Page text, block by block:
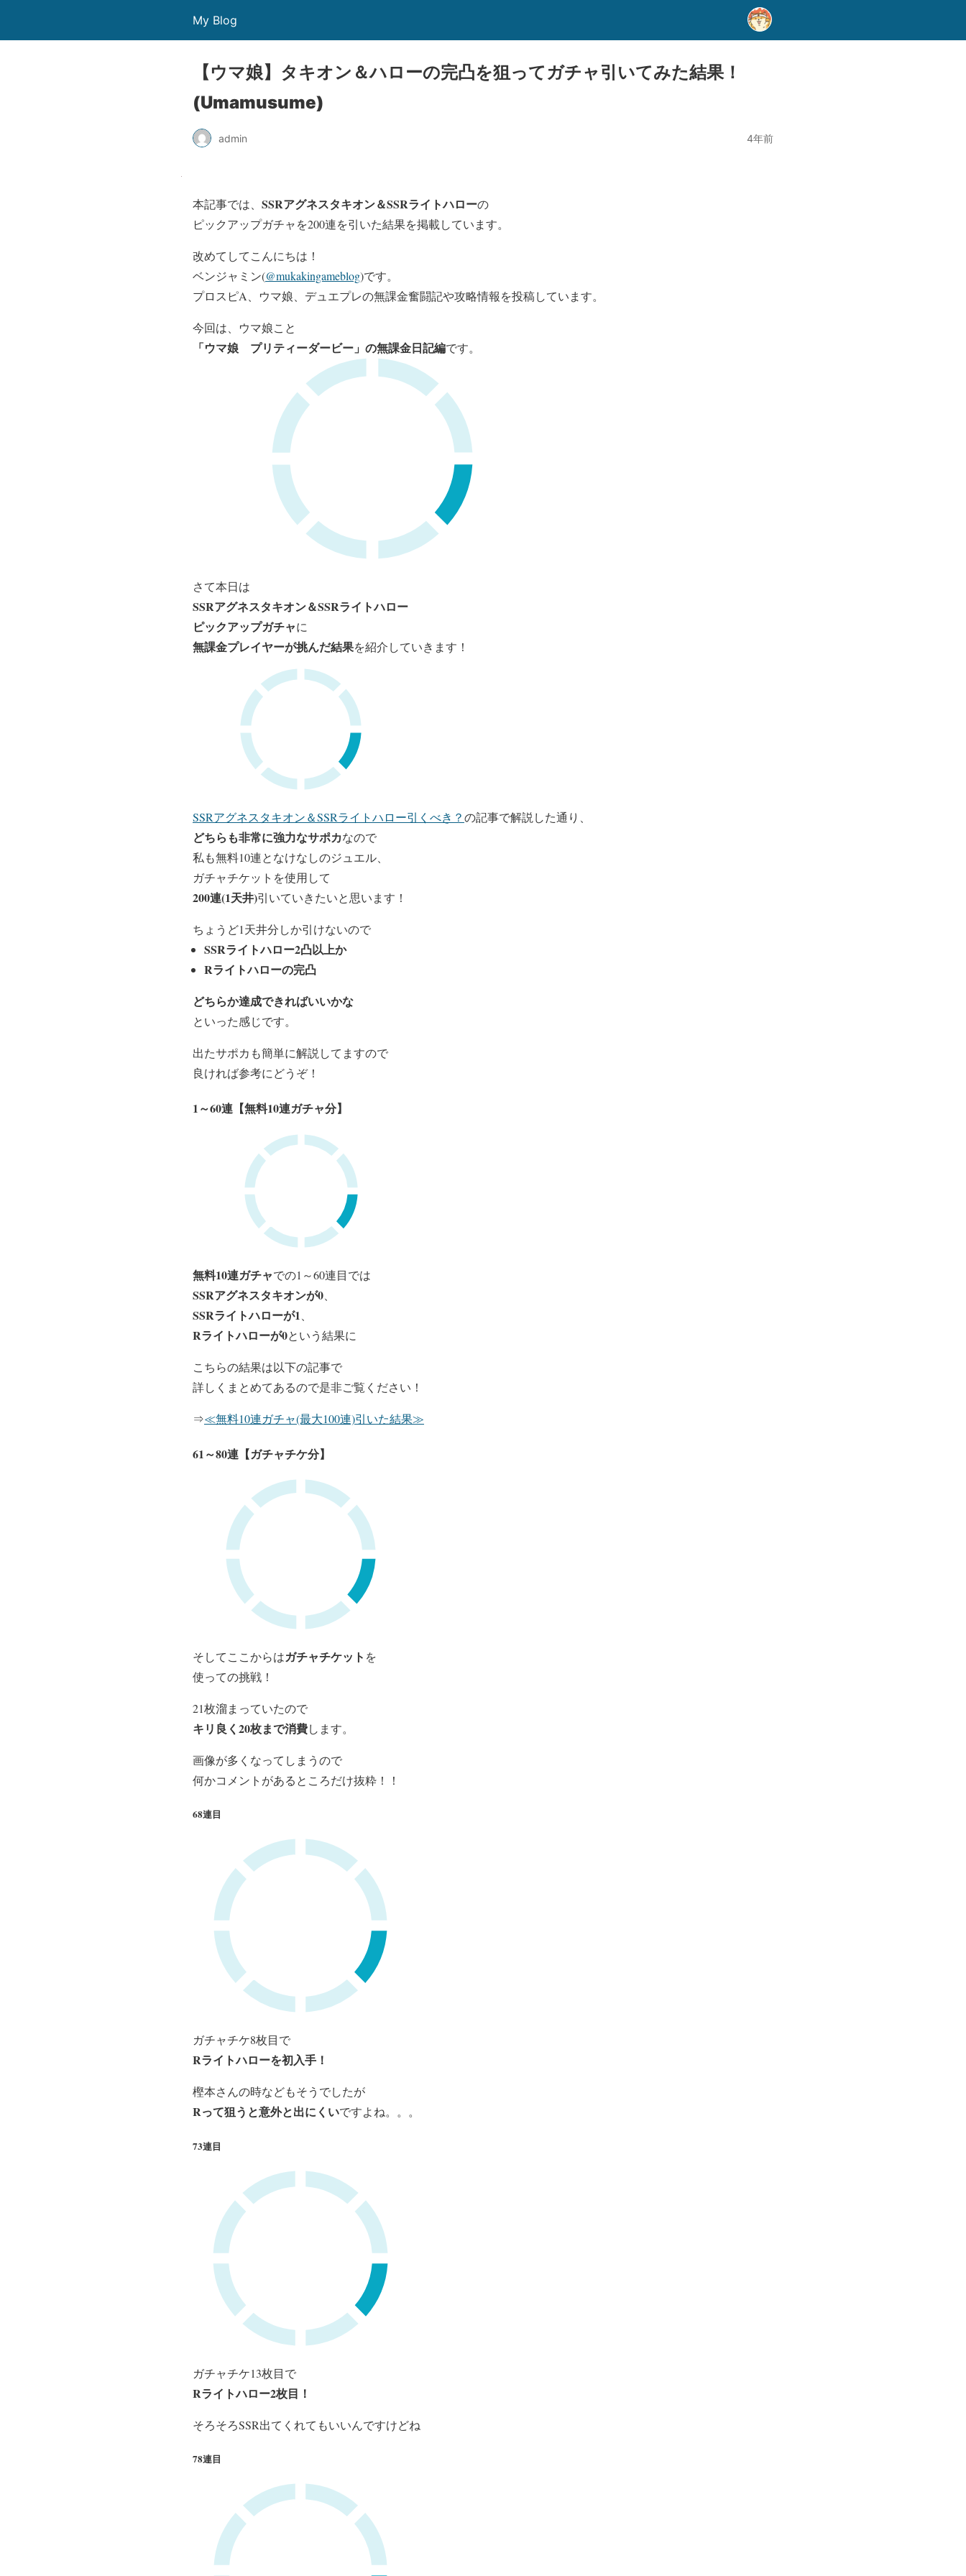
My Blog
【ウマ娘】タキオン＆ハローの完凸を狙ってガチャ引いてみた結果！
(Umamusume)
admin 4年前
本記事では、 SSRアグネスタキオン＆SSRライトハローの
ピックアップガチャを200連を引いた結果を掲載しています。
改めてしてこんにちは！
ベンジャミン(@mukakingameblog)です。
プロスピA、ウマ娘、デュエプレの無課金奮闘記や攻略情報を投稿しています。
今回は、ウマ娘こと
「ウマ娘 プリティーダービー」の無課金日記編です。
さて本日は
SSRアグネスタキオン＆SSRライトハロー
ピックアップガチャに
無課金プレイヤーが挑んだ結果を紹介していきます！
SSRアグネスタキオン＆SSRライトハロー引くべき？の記事で解説した通り、
どちらも非常に強力なサポカなので
私も無料10連となけなしのジュエル、
ガチャチケットを使用して
200連(1天井)引いていきたいと思います！
ちょうど1天井分しか引けないので
SSRライトハロー2凸以上か
Rライトハローの完凸
どちらか達成できればいいかな
といった感じです。
出たサポカも簡単に解説してますので
良ければ参考にどうぞ！
1～60連【無料10連ガチャ分】
無料10連ガチャでの1～60連目では
SSRアグネスタキオンが0
SSRライトハローが1
Rライトハローが0という結果に
こちらの結果は以下の記事で
詳しくまとめてあるので是非ご覧ください！
⇒≪無料10連ガチャ(最大100連)引いた結果≫
61～80連【ガチャチケ分】
そしてここからはガチャチケット を
使っての挑戦！
21枚溜まっていたので
キリ良く20枚まで消費します。
画像が多くなってしまうので
何かコメントがあるところだけ抜粋！！
68連目
ガチャチケ8枚目で
Rライトハローを初入手！
樫本さんの時などもそうでしたが
Rって狙うと意外と出にくいですよね。。。
73連目
ガチャチケ13枚目で
Rライトハロー2枚目！
そろそろSSR出てくれてもいいんですけどね
78連目